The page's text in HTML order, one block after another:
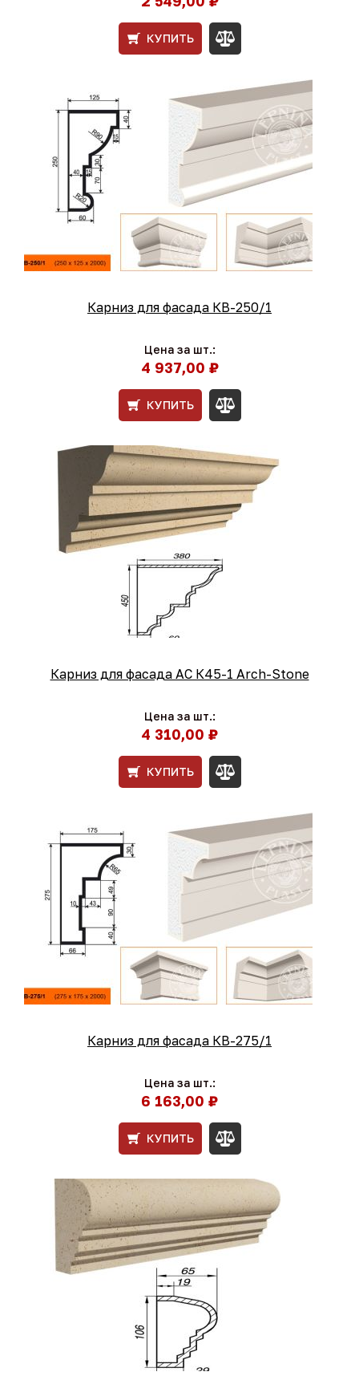
КУПИТЬ
Карниз для фасада КВ-250/1
Цена за шт.:
4 937,00 ₽
КУПИТЬ
Карниз для фасада АС К45-1 Arch-Stone
Цена за шт.:
4 310,00 ₽
КУПИТЬ
Карниз для фасада КВ-275/1
Цена за шт.:
6 163,00 ₽
КУПИТЬ